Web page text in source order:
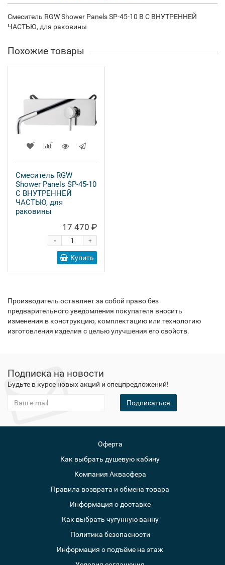
Смеситель RGW Shower Panels SP-45-10 B С ВНУТРЕННЕЙ
ЧАСТЬЮ, для раковины
Похожие товары
Смеситель RGW
Shower Panels SP-45-10
С ВНУТРЕННЕЙ
ЧАСТЬЮ, для
раковины
17 470 ₽
+
-
Купить
Производитель оставляет за собой право без
предварительного уведомления покупателя вносить
изменения в конструкцию, комплектацию или технологию
изготовления изделия с целью улучшения его свойств.
Подписка на новости
Будьте в курсе новых акций и спецпредложений!
Подписаться
Оферта
Как выбрать душевую кабину
Компания Аквасфера
Правила возврата и обмена товара
Информация о доставке
Как выбрать чугунную ванну
Политика безопасности
Информация о подъёме на этаж